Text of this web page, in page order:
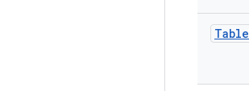
Table